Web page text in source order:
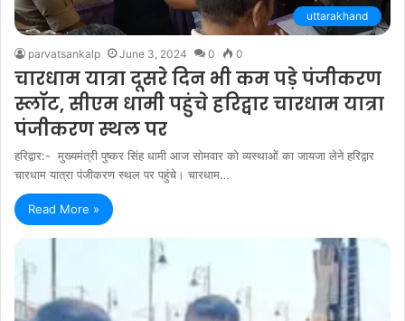
uttarakhand
parvatsankalp June 3, 2024 0 0
चारधाम यात्रा दूसरे दिन भी कम पड़े पंजीकरण
स्लॉट, सीएम धामी पहुंचे हरिद्वार चारधाम यात्रा
पंजीकरण स्थल पर
हरिद्वार:- मुख्यमंत्री पुष्कर सिंह धामी आज सोमवार को व्यस्थाओं का जायजा लेने हरिद्वार
चारधाम यात्रा पंजीकरण स्थल पर पहुंचे। चारधाम…
Read More »